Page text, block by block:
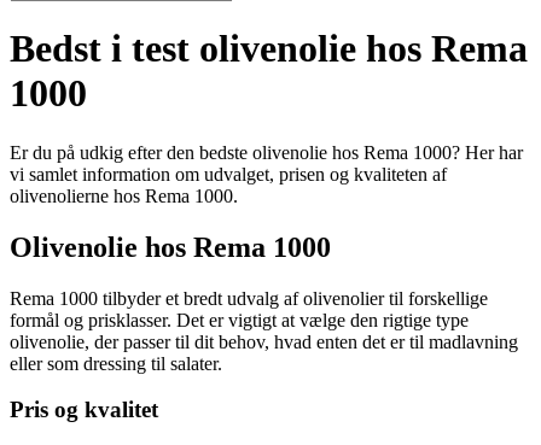
Bedst i test olivenolie hos Rema
1000
Er du på udkig efter den bedste olivenolie hos Rema 1000? Her har
vi samlet information om udvalget, prisen og kvaliteten af
olivenolierne hos Rema 1000.
Olivenolie hos Rema 1000
Rema 1000 tilbyder et bredt udvalg af olivenolier til forskellige
formål og prisklasser. Det er vigtigt at vælge den rigtige type
olivenolie, der passer til dit behov, hvad enten det er til madlavning
eller som dressing til salater.
Pris og kvalitet